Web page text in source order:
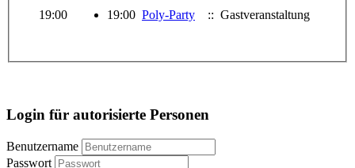
19:00 19:00 Poly-Party :: Gastveranstaltung
Login für autorisierte Personen
Benutzername
Passwort